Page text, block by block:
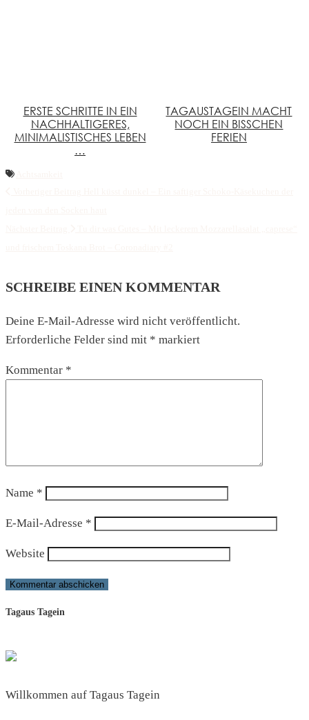
ERSTE SCHRITTE IN EIN
NACHHALTIGERES,
MINIMALISTISCHES LEBEN
…
TAGAUSTAGEIN MACHT
NOCH EIN BISSCHEN
FERIEN
SCHREIBE EINEN KOMMENTAR
Deine E-Mail-Adresse wird nicht veröffentlicht.
Erforderliche Felder sind mit * markiert
Kommentar *
Name *
E-Mail-Adresse *
Website
Tagaus Tagein
Willkommen auf Tagaus Tagein